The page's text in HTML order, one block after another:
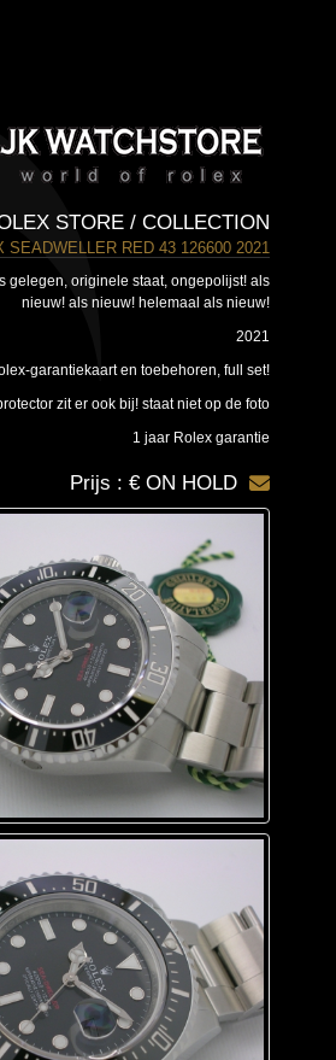
STORE / COLLECTION
SEADWELLER RED 43 126600 2021
gelegen, originele staat, ongepolijst! als
nieuw! als nieuw! helemaal als nieuw!
2021
garantiekaart en toebehoren, full set!
zit er ook bij! staat niet op de foto
1 jaar Rolex garantie
Prijs : € ON HOLD